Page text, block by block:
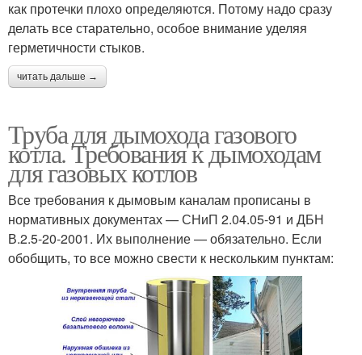
как протечки плохо определяются. Потому надо сразу
делать все старательно, особое внимание уделяя
герметичности стыков.
читать дальше →
Труба для дымохода газового
котла. Требования к дымоходам
для газовых котлов
Все требования к дымовым каналам прописаны в
нормативных документах — СНиП 2.04.05-91 и ДБН
В.2.5-20-2001. Их выполнение — обязательно. Если
обобщить, то все можно свести к нескольким пунктам: